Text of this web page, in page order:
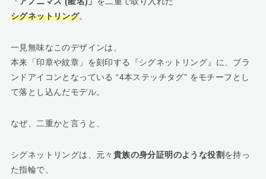
シグネットリング。
一見無味なこのデザインは、
本来「印章や紋章」を刻印する『シグネットリング』に、ブラ
ンドアイコンとなっている “4本ステッチタグ” をモチーフとし
て落とし込んだモデル。
なぜ、二重かと言うと、
シグネットリングは、元々 貴族の身分証明のような役割を持っ
た指輪で、